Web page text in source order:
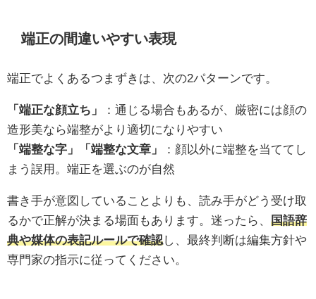
端正の間違いやすい表現
端正でよくあるつまずきは、次の2パターンです。
「端正な顔立ち」
：通じる場合もあるが、厳密には顔の
造形美なら端整がより適切になりやすい
「端整な字」「端整な文章」
：顔以外に端整を当ててし
まう誤用。端正を選ぶのが自然
書き手が意図していることよりも、読み手がどう受け取
るかで正解が決まる場面もあります。迷ったら、 国語辞
典や媒体の表記ルールで確認し、最終判断は編集方針や
専門家の指示に従ってください。